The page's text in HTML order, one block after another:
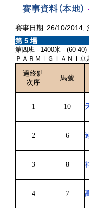
賽事日期: 26/10/2014,
第 5 場
第四班 - 1400米 - (60-
ＰＡＲＭＩＧＩＡＮＩ卓
過終點
次序
馬號
1 10
2 6
3 8
4 7